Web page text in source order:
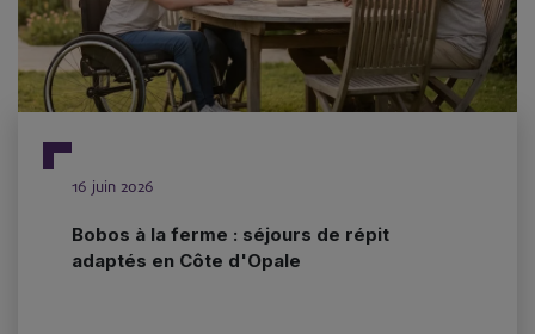
16 juin 2026
Bobos à la ferme : séjours de répit
adaptés en Côte d'Opale